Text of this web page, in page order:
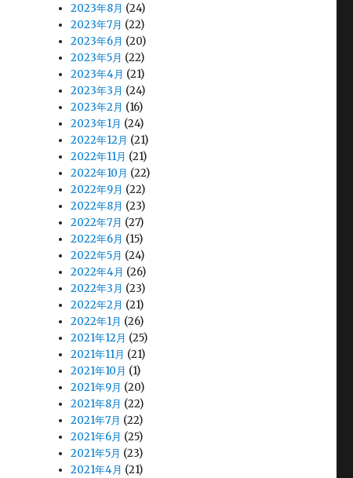
2023年8月 (24)
2023年7月 (22)
2023年6月 (20)
2023年5月 (22)
2023年4月 (21)
2023年3月 (24)
2023年2月 (16)
2023年1月 (24)
2022年12月 (21)
2022年11月 (21)
2022年10月 (22)
2022年9月 (22)
2022年8月 (23)
2022年7月 (27)
2022年6月 (15)
2022年5月 (24)
2022年4月 (26)
2022年3月 (23)
2022年2月 (21)
2022年1月 (26)
2021年12月 (25)
2021年11月 (21)
2021年10月 (1)
2021年9月 (20)
2021年8月 (22)
2021年7月 (22)
2021年6月 (25)
2021年5月 (23)
2021年4月 (21)